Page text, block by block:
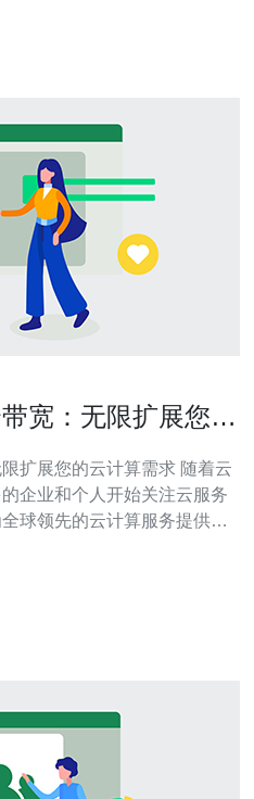
宽：无限扩展您的
您的云计算需求 随着云
企业和个人开始关注云服务
球领先的云计算服务提供
云计算服务的关键组成部